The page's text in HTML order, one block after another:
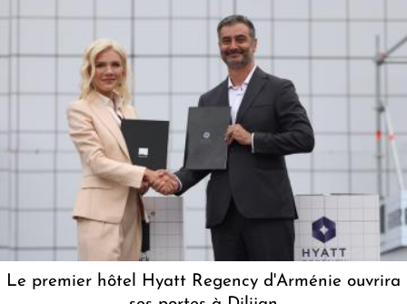
Le premier hôtel Hyatt Regency d'Arménie ouvrira